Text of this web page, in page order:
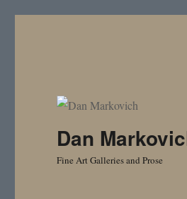
Dan
Fine Art Galleries and Prose